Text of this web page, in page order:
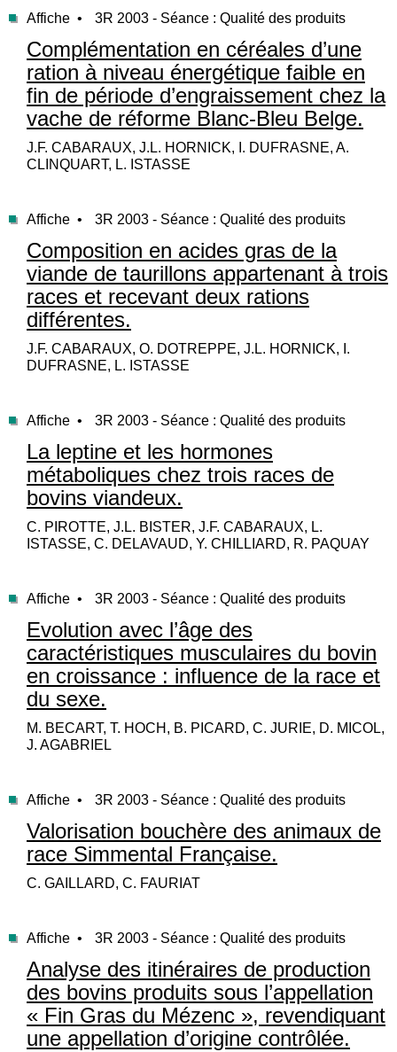
Affiche • 3R 2003 - Séance : Qualité des produits
Complémentation en céréales d’une
ration à niveau énergétique faible en
fin de période d’engraissement chez la
vache de réforme Blanc-Bleu Belge.
J.F. CABARAUX, J.L. HORNICK, I. DUFRASNE, A.
CLINQUART, L. ISTASSE
Affiche • 3R 2003 - Séance : Qualité des produits
Composition en acides gras de la
viande de taurillons appartenant à trois
races et recevant deux rations
différentes.
J.F. CABARAUX, O. DOTREPPE, J.L. HORNICK, I.
DUFRASNE, L. ISTASSE
Affiche • 3R 2003 - Séance : Qualité des produits
La leptine et les hormones
métaboliques chez trois races de
bovins viandeux.
C. PIROTTE, J.L. BISTER, J.F. CABARAUX, L.
ISTASSE, C. DELAVAUD, Y. CHILLIARD, R. PAQUAY
Affiche • 3R 2003 - Séance : Qualité des produits
Evolution avec l’âge des
caractéristiques musculaires du bovin
en croissance : influence de la race et
du sexe.
M. BECART, T. HOCH, B. PICARD, C. JURIE, D. MICOL,
J. AGABRIEL
Affiche • 3R 2003 - Séance : Qualité des produits
Valorisation bouchère des animaux de
race Simmental Française.
C. GAILLARD, C. FAURIAT
Affiche • 3R 2003 - Séance : Qualité des produits
Analyse des itinéraires de production
des bovins produits sous l’appellation
« Fin Gras du Mézenc », revendiquant
une appellation d’origine contrôlée.